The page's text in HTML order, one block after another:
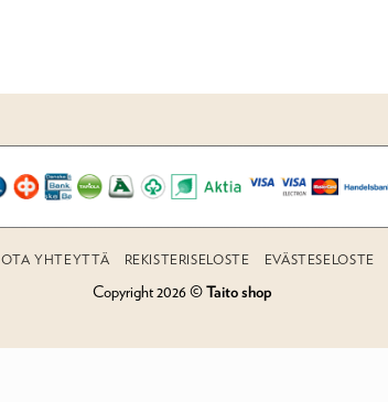
OTA YHTEYTTÄ REKISTERISELOSTE EVÄSTESELOSTE
Copyright 2026 ©Taito shop